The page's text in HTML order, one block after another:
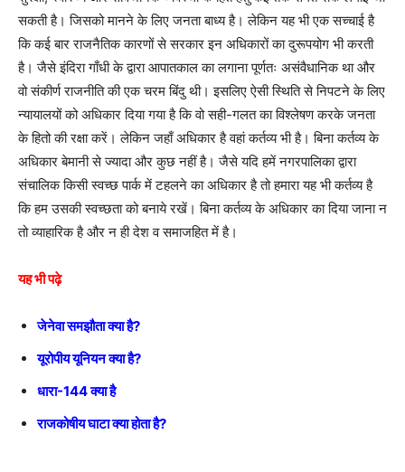
सकती है। जिसको मानने के लिए जनता बाध्य है। लेकिन यह भी एक सच्चाई है
कि कई बार राजनैतिक कारणों से सरकार इन अधिकारों का दुरूपयोग भी करती
है। जैसे इंदिरा गाँधी के द्वारा आपातकाल का लगाना पूर्णतः असंवैधानिक था और
वो संकीर्ण राजनीति की एक चरम बिंदु थी। इसलिए ऐसी स्थिति से निपटने के लिए
न्यायालयों को अधिकार दिया गया है कि वो सही-गलत का विश्लेषण करके जनता
के हितो की रक्षा करें। लेकिन जहाँ अधिकार है वहां कर्तव्य भी है। बिना कर्तव्य के
अधिकार बेमानी से ज्यादा और कुछ नहीं है। जैसे यदि हमें नगरपालिका द्वारा
संचालिक किसी स्वच्छ पार्क में टहलने का अधिकार है तो हमारा यह भी कर्तव्य है
कि हम उसकी स्वच्छता को बनाये रखें। बिना कर्तव्य के अधिकार का दिया जाना न
तो व्याहारिक है और न ही देश व समाजहित में है।
यह भी पढ़े
जेनेवा समझौता क्या है?
यूरोपीय यूनियन क्या है?
धारा-144 क्या है
राजकोषीय घाटा क्या होता है?